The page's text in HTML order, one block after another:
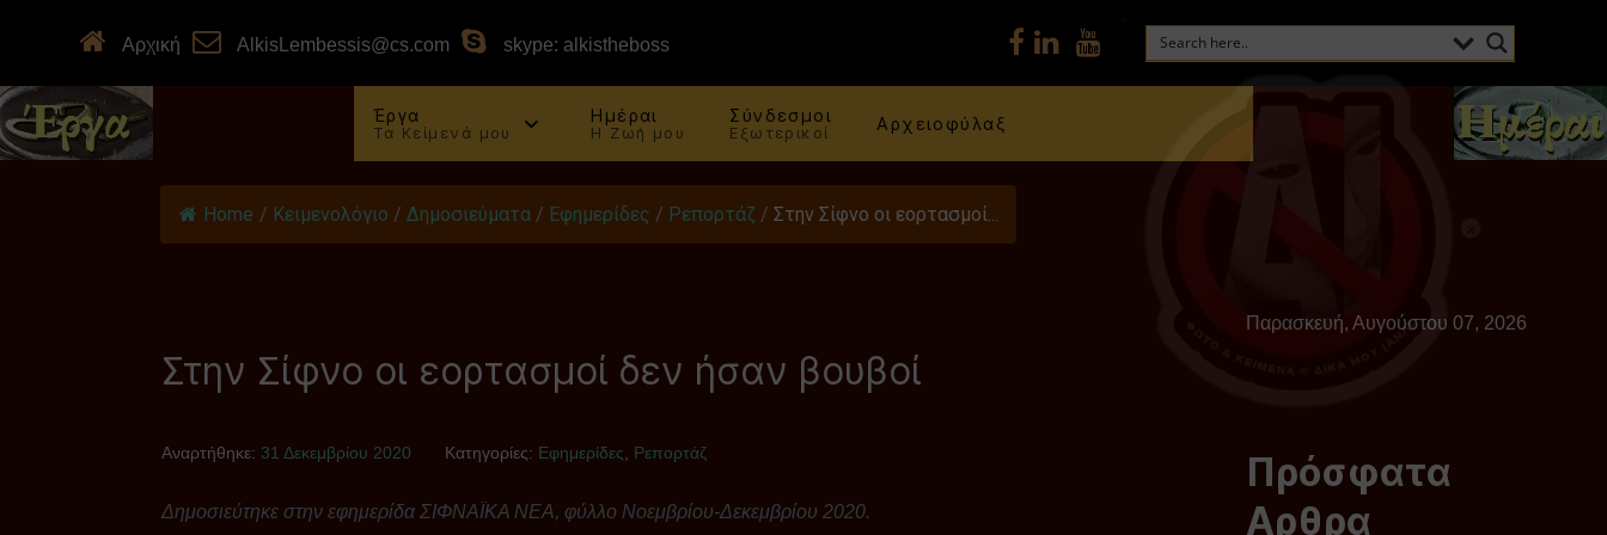
Αρχική AlkisLembessis@cs.com skype: alkistheboss
Έργα
Τα Κείμενά μου
Ημέραι
Η Ζωή μου
Σύνδεσμοι
Εξωτερικοί Αρχειοφύλαξ
Home / Κειμενολόγιο / Δημοσιεύματα / Εφημερίδες / Ρεπορτάζ / Στην Σίφνο οι εορτασμοί...
Στην Σίφνο οι εορτασμοί δεν ήσαν βουβοί
Αναρτήθηκε: 31 Δεκεμβρίου 2020 Κατηγορίες: Εφημερίδες Ρεπορτάζ
Δημοσιεύτηκε στην εφημερίδα ΣΙΦΝΑΪΚΑ ΝΕΑ, φύλλο Νοεμβρίου-Δεκεμβρίου 2020.
Παρασκευή, Αυγούστου 07, 2026
Πρόσφατα
Αρθρα